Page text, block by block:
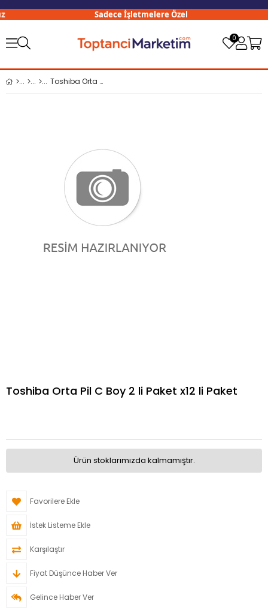
Sadece İşletmelere Özel
0
Toshiba Orta Pil C Boy 2 li Paket x12 li Paket
Toshiba Orta Pil C Boy 2 li Paket x12 li Paket
Ürün stoklarımızda kalmamıştır.
Favorilere Ekle
İstek Listeme Ekle
Karşılaştır
Fiyat Düşünce Haber Ver
Gelince Haber Ver